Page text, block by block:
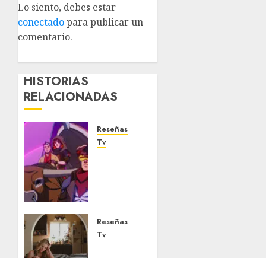
Lo siento, debes estar
conectadopara publicar un
comentario.
HISTORIAS
RELACIONADAS
Reseñas
Tv
y
emocionante
Reseñas
Tv